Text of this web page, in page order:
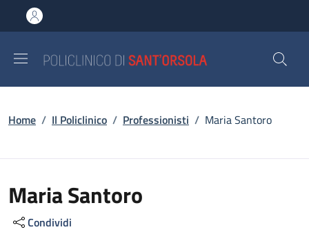
al contenuto principale
to footer content
Briciole di pane
Home / Il Policlinico / Professionisti / Maria Santoro
Maria Santoro
Condividi